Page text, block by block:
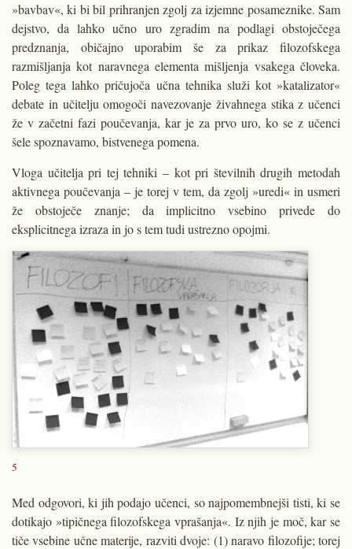
»bavbav«, ki bi bil prihranjen zgolj za izjemne posameznike. Sam
dejstvo, da lahko učno uro zgradim na podlagi obstoječega
predznanja, običajno uporabim še za prikaz filozofskega
razmišljanja kot naravnega elementa mišljenja vsakega človeka.
Poleg tega lahko pričujoča učna tehnika služi kot »katalizator«
debate in učitelju omogoči navezovanje živahnega stika z učenci
že v začetni fazi poučevanja, kar je za prvo uro, ko se z učenci
šele spoznavamo, bistvenega pomena.
Vloga učitelja pri tej tehniki – kot pri številnih drugih metodah
aktivnega poučevanja – je torej v tem, da zgolj »uredi« in usmeri
že obstoječe znanje; da implicitno vsebino privede do
eksplicitnega izraza in jo s tem tudi ustrezno opojmi.
5
Med odgovori, ki jih podajo učenci, so najpomembnejši tisti, ki se
dotikajo »tipičnega filozofskega vprašanja«. Iz njih je moč, kar se
tiče vsebine učne materije, razviti dvoje: (1) naravo filozofije; torej